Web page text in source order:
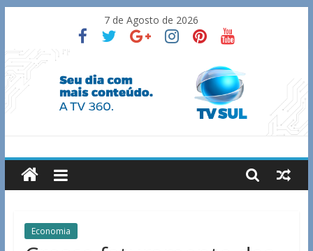
content
7 de Agosto de 2026
TV
Sul
Notícias
Economia